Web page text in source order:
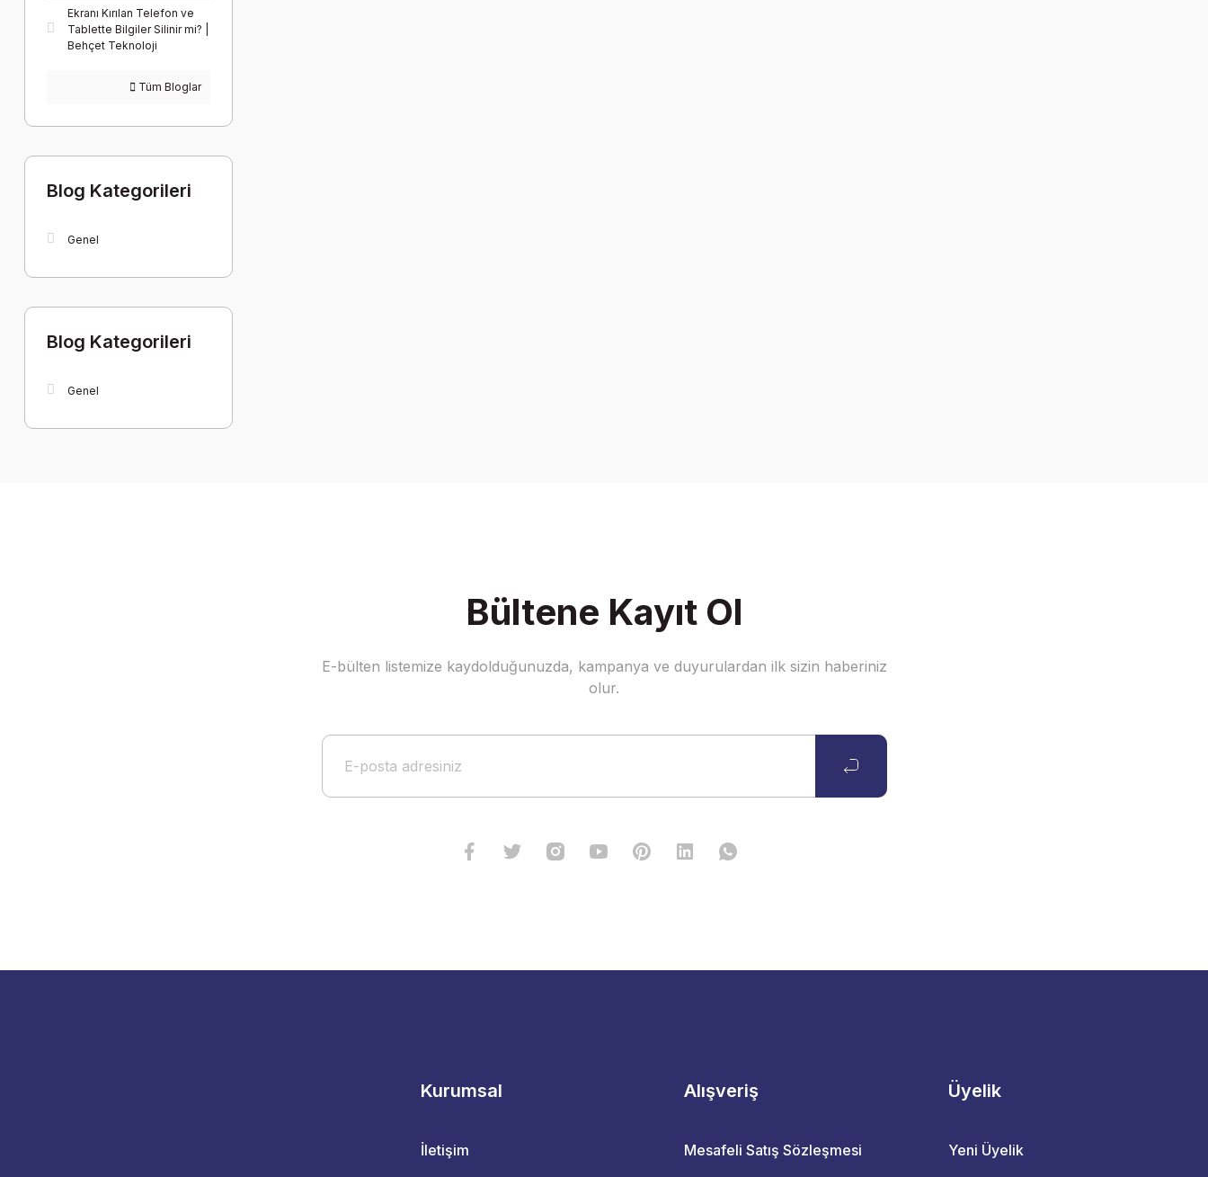
Ekranı Kırılan Telefon ve
Tablette Bilgiler Silinir mi? |
Behçet Teknoloji
Tüm Bloglar
Blog Kategorileri
Genel
Blog Kategorileri
Genel
Bültene Kayıt Ol
E-bülten listemize kaydolduğunuzda, kampanya ve duyurulardan ilk sizin haberiniz
olur.
Kurumsal
İletişim
Alışveriş
Mesafeli Satış Sözleşmesi
Üyelik
Yeni Üyelik